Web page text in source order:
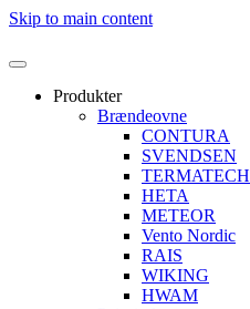
Skip to main content
Produkter
Brændeovne
CONTURA
SVENDSEN
TERMATECH
HETA
METEOR
Vento Nordic
RAIS
WIKING
HWAM